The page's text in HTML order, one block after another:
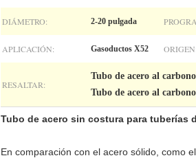
DIÁMETRO: 2-20 pulgada
APLICACIÓN: Gasoductos X52 ORIGEN:
RESALTAR:
Tubo de acero al
Tubo de acero al
Tubo de acero sin costura para tuberías
En comparación con el acero sólido, como